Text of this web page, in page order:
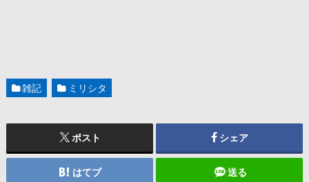
雑記 ミリシタ
ポスト シェア
はてブ 送る